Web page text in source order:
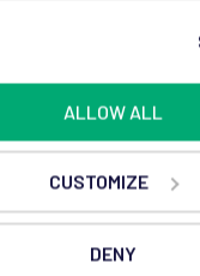
ALLOW ALL
CUSTOMIZE
DENY
SIE DIE EXPERTEN
einfach an unter: